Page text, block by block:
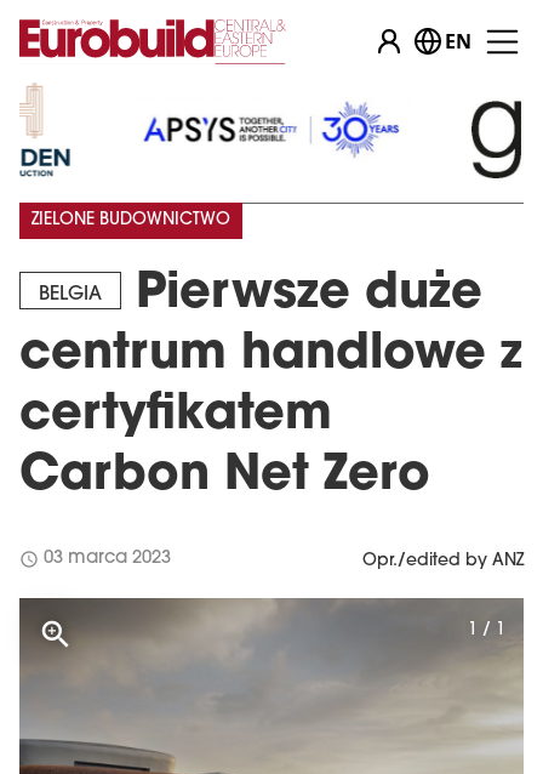
EN
BELGIA
Pierwsze duże
centrum handlowe z
certyfikatem
Carbon Net Zero
ZIELONE BUDOWNICTWO
schedule 03 marca 2023 Opr./edited by ANZ
1 / 1